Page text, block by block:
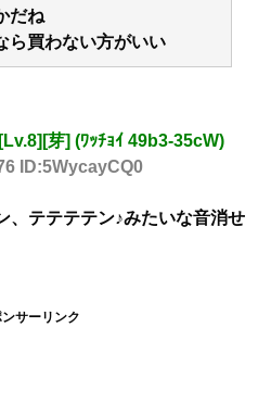
だね
ら買わない方がいい
芽] (ﾜｯﾁｮｲ 49b3-35cW)
ID:5WycayCQ0
、テテテテン♪みたいな音消せ
ンサーリンク